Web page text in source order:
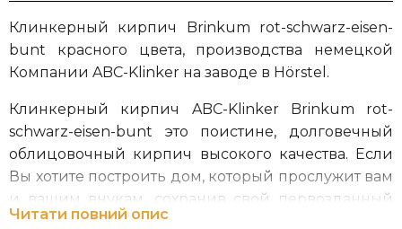
Клинкерный кирпич Brinkum rot-schwarz-eisen-
bunt красного цвета, производства немецкой
Компании ABC-Klinker на заводе в Hörstel.
Клинкерный кирпич ABC-Klinker Brinkum rot-
schwarz-eisen-bunt это поистине, долговечный
облицовочный кирпич высокого качества. Если
Вы хотите построить дом, который прослужит вам
и вашим внукам, сохранив свой первозданный
внешний вид, то клинкерный кирпич от ABC-
Читати повний опис